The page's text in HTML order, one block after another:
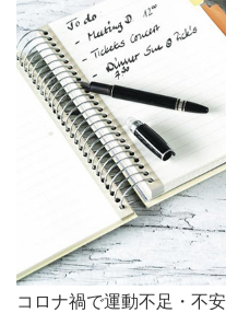
コロナ禍で運動不足・不